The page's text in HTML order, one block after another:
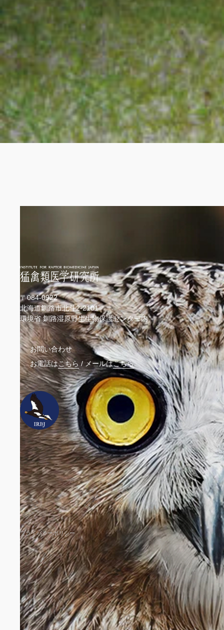
〒084-0922
北海道釧路市北斗2-2101
環境省 釧路湿原野生生物保護センター内
お問い合わせ
お電話はこちら / メールはこちら
ウ
プライバシーポリシー